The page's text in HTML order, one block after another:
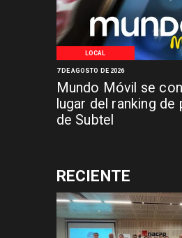
LOCAL
Mundo Móvil se
lugar del ranking
de Subtel
7 DE AGOSTO DE 2026
RECIENTE